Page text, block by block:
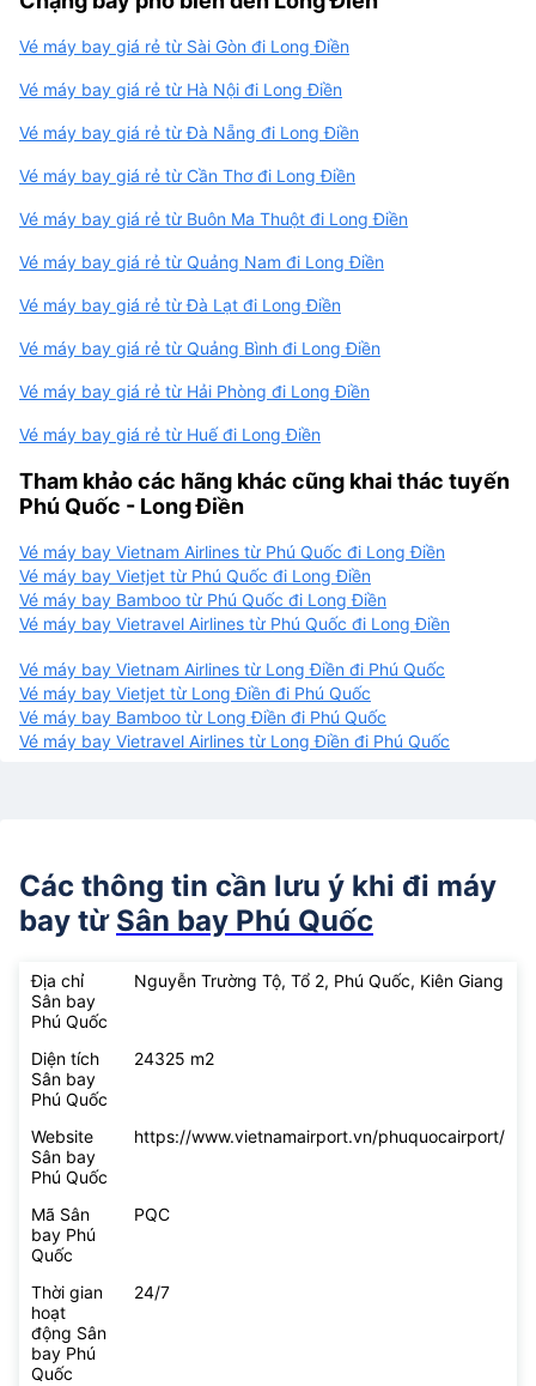
Vé máy bay giá rẻ từ Sài Gòn đi Long Điền
Vé máy bay giá rẻ từ Hà Nội đi Long Điền
Vé máy bay giá rẻ từ Đà Nẵng đi Long Điền
Vé máy bay giá rẻ từ Cần Thơ đi Long Điền
Vé máy bay giá rẻ từ Buôn Ma Thuột đi Long Điền
Vé máy bay giá rẻ từ Quảng Nam đi Long Điền
Vé máy bay giá rẻ từ Đà Lạt đi Long Điền
Vé máy bay giá rẻ từ Quảng Bình đi Long Điền
Vé máy bay giá rẻ từ Hải Phòng đi Long Điền
Vé máy bay giá rẻ từ Huế đi Long Điền
Tham khảo các hãng khác cũng khai thác tuyến
Phú Quốc - Long Điền
Vé máy bay Vietnam Airlines từ Phú Quốc đi Long Điền
Vé máy bay Vietjet từ Phú Quốc đi Long Điền
Vé máy bay Bamboo từ Phú Quốc đi Long Điền
Vé máy bay Vietravel Airlines từ Phú Quốc đi Long Điền
Vé máy bay Vietnam Airlines từ Long Điền đi Phú Quốc
Vé máy bay Vietjet từ Long Điền đi Phú Quốc
Vé máy bay Bamboo từ Long Điền đi Phú Quốc
Vé máy bay Vietravel Airlines từ Long Điền đi Phú Quốc
Các thông tin cần lưu ý khi đi máy
bay từ Sân bay Phú Quốc
Địa chỉ
Sân bay
Phú Quốc
Nguyễn Trường Tộ, Tổ 2, Phú Quốc, Kiên Giang
Diện tích
Sân bay
Phú Quốc
24325 m2
Website
Sân bay
Phú Quốc
https://www.vietnamairport.vn/phuquocairport/
Mã Sân
bay Phú
Quốc
PQC
Thời gian
hoạt
động Sân
bay Phú
Quốc
24/7